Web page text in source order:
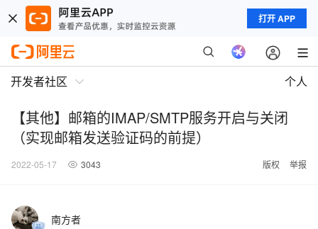
打开 APP
开发者社区 个人
【其他】邮箱的IMAP/SMTP服务开启与关闭
（实现邮箱发送验证码的前提）
2022-05-17 3043 版权 举报
南方者